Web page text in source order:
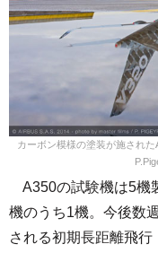
カーボン模様の塗装が施され
A350の試験機は5機
機のうち1機。今後数
される初期長距離飛